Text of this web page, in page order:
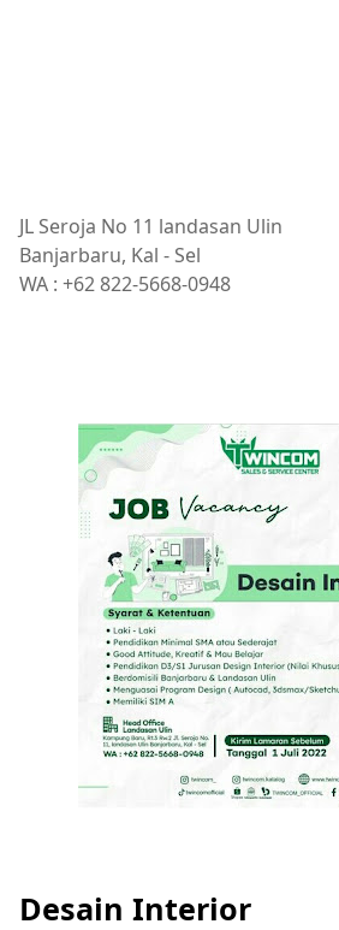
JL Seroja No 11 landasan Ulin
Banjarbaru, Kal - Sel
WA : +62 822-5668-0948
Desain Interior